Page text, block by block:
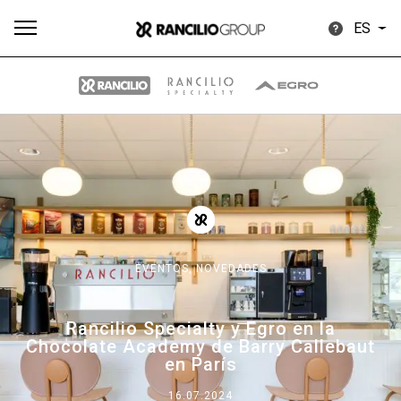
ES
EVENTOS,NOVEDADES
Rancilio Specialty y Egro en la
Chocolate Academy de Barry Callebaut
en París
16.07.2024
Todos Productos Noticias Descargar
Our brands
Group